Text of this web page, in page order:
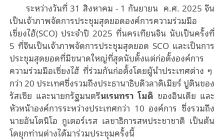
ระหว่างวันที่ 31 สิงหาคม - 1 กันยายน ค.ศ. 2025 จีน
เป็นเจ้าภาพจัดการประชุมสุดยอดองค์การความร่วมมือ
เซี่ยงไฮ้(SCO) ประจําปี 2025 ที่นครเทียนจิน นับเป็นครั้งที่
5 ที่จีนเป็นเจ้าภาพจัดการประชุมสุดยอด SCO และเป็นการ
ประชุมสุดยอดที่มีขนาดใหญ่ที่สุดนับตั้งแต่ก่อตั้งองค์การ
ความร่วมมือเซี่ยงไฮ้ ที่ร่วมกันก่อตั้งโดยผู้นําประเทศต่าง ๆ
กว่า 20 ประเทศซึ่งรวมถึงประธานาธิบดีวลาดิเมียร์ ปูตินของ
รัสเซีย และนายกรัฐมนตรีนเรนทรา โมดิ ของอินเดีย และ
หัวหน้าองค์การระหว่างประเทศกว่า 10 องค์การ ซึ่งรวมถึง
นายอันโตนิโอ กูเตอร์เรส เลขาธิการสหประชาชาติ เป็นต้น
โดยุกท่านต่างได้มาร่วมประชุมครั้งนี้